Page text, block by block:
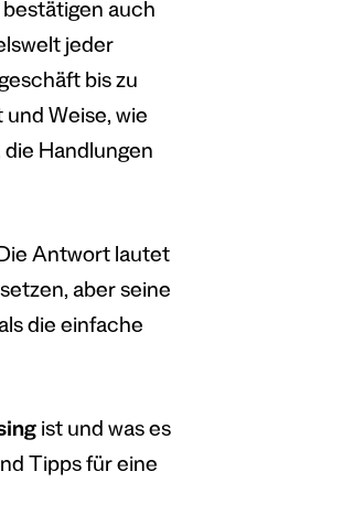
auch
jeder
bis zu
Weise, wie
Handlungen
Antwort lautet
aber seine
die einfache
ist und was es
Tipps für eine